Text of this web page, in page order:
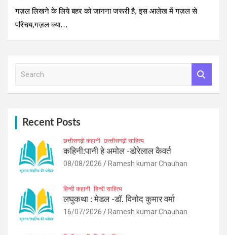
गज़ल लिखने के लिये बहर को जानना जरूरी है, इस आलेख में गज़ल से
परिचय,गज़ल क्‍या…
Recent Posts
छत्तीसगढ़ी कहानी छत्‍तीसगढ़ी साहित्‍य
कहिनी:पानी हे अमोल -डोरेलाल कैवर्त
08/08/2026 Ramesh kumar Chauhan
हिन्दी कहानी हिन्दी साहित्य
लघुकथा : मेडल -डॉ. विनोद कुमार वर्मा
16/07/2026 Ramesh kumar Chauhan